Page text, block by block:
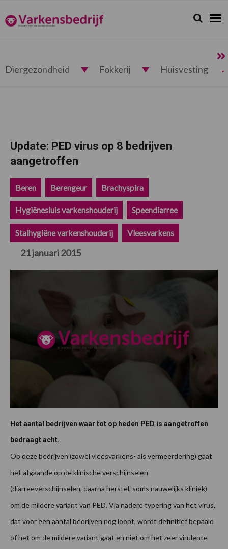
de
hoofdnavigatie
de
hoofd
de
eerste
de
voettekst
Varkensbedrijf.nl Zoeken...
Zoek
Diergezondheid Fokkerij Huisvesting
Update: PED virus op 8 bedrijven
aangetroffen
Beren Berengeur Brachyspira
Hygiënesluis varkenshouderij Speendiarree
Stalhygiëne varkenshouderij Vleesvarkens
21 januari 2015
Het aantal bedrijven waar tot op heden PED is aangetroffen
bedraagt acht.
Op deze bedrijven (zowel vleesvarkens- als vermeerdering) gaat
het afgaande op de klinische verschijnselen
(diarreeverschijnselen, daarna herstel, soms nauwelijks kliniek)
om de mildere variant van PED. Via nadere typering van het virus,
dat voor een aantal bedrijven nog loopt, wordt definitief bepaald
of het om de mildere variant gaat en niet om het zeer virulente